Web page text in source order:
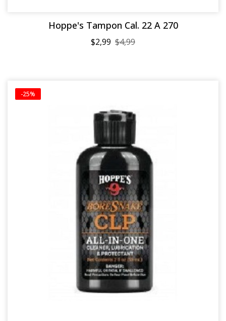
Hoppe's Tampon Cal. 22 A 270
$2,99 $4,99
-25%